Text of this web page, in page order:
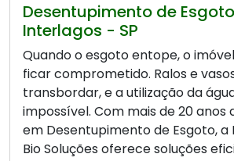
Desentupimento de
Interlagos - SP
Quando o esgoto entope, o
ficar comprometido. Ralos e
transbordar, e a utilização da
impossível. Com mais de 20 anos
em Desentupimento de Esgoto,
Bio Soluções oferece soluções